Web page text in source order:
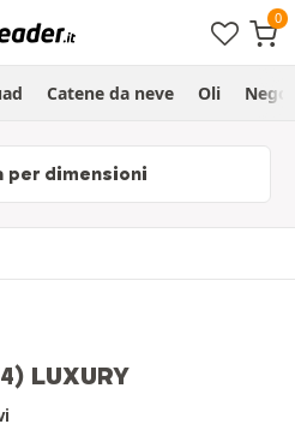
Catene da neve Oli
per dimensioni
LUXURY